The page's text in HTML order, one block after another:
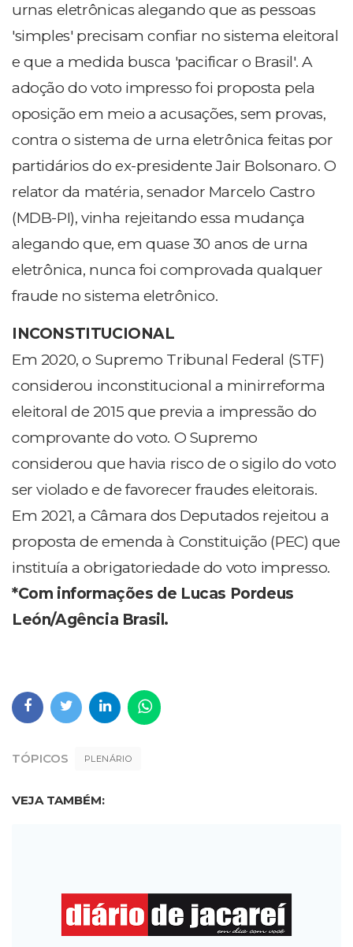
urnas eletrônicas alegando que as pessoas
'simples' precisam confiar no sistema eleitoral
e que a medida busca 'pacificar o Brasil'. A
adoção do voto impresso foi proposta pela
oposição em meio a acusações, sem provas,
contra o sistema de urna eletrônica feitas por
partidários do ex-presidente Jair Bolsonaro. O
relator da matéria, senador Marcelo Castro
(MDB-PI), vinha rejeitando essa mudança
alegando que, em quase 30 anos de urna
eletrônica, nunca foi comprovada qualquer
fraude no sistema eletrônico.
INCONSTITUCIONAL
Em 2020, o Supremo Tribunal Federal (STF)
considerou inconstitucional a minirreforma
eleitoral de 2015 que previa a impressão do
comprovante do voto. O Supremo
considerou que havia risco de o sigilo do voto
ser violado e de favorecer fraudes eleitorais.
Em 2021, a Câmara dos Deputados rejeitou a
proposta de emenda à Constituição (PEC) que
instituía a obrigatoriedade do voto impresso.
*Com informações de Lucas Pordeus
León/Agência Brasil.
TÓPICOS PLENÁRIO
VEJA TAMBÉM: